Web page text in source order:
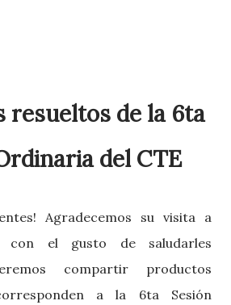
resueltos de la 6ta
del CTE
Agradecemos su visita a
con el gusto de saludarles
compartir productos
a la 6ta Sesión